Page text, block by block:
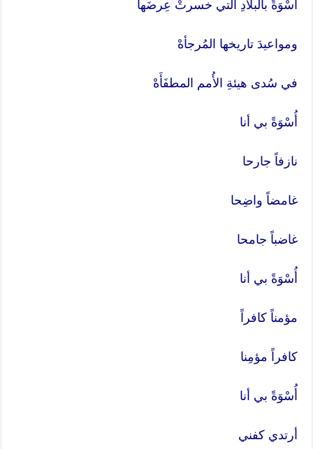
أُسْوَةً بالبلادِ التي خسرتْ عِرضَها
ومواعيدَ تاريخها المُرجأهْ
في سُدى هيئةِ الأُمم المطفَأَهْ
أُسْوَةً بي أنا
نازفاً جارحا
غامضاً واضِحا
غاضباً جامحا
أُسْوَةً بي أنا
مؤمناً كافراً
كافراً مؤمِنا
أُسْوَةً بي أنا
أرتدي كفني